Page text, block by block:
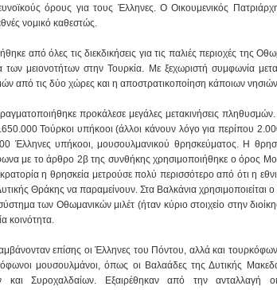
όρους για τους Έλληνες. Ο Οικουμενικός
νομικό καθεστώς.
από όλες τις διεκδικήσεις για τις παλιές περιοχές της
των μειονοτήτων στην Τουρκία. Με ξεχωριστή συμφωνία
από τις δύο χώρες και η αποστρατικοποίηση κάποιων νησιών
προκάλεσε μεγάλες μετακινήσεις
Τούρκοι υπήκοοι (άλλοι κάνουν λόγο για περίπου
Έλληνες υπήκοοι, μουσουλμανικού θρησκεύματος. Η
με το άρθρο 2β της συνθήκης χρησιμοποιήθηκε ο όρος
η θρησκεία μετρούσε πολύ περισσότερο από ότι η
Θράκης να παραμείνουν. Στα Βαλκάνια
των Οθωμανικών μιλέτ (ήταν κύριο στοιχείο στην
κοινότητα.
επίσης οι Έλληνες του Πόντου, αλλά και
μουσουλμάνοι, όπως οι Βαλαάδες της Δυτικής
και Συροχαλδαίων. Εξαιρέθηκαν από την ανταλλαγή